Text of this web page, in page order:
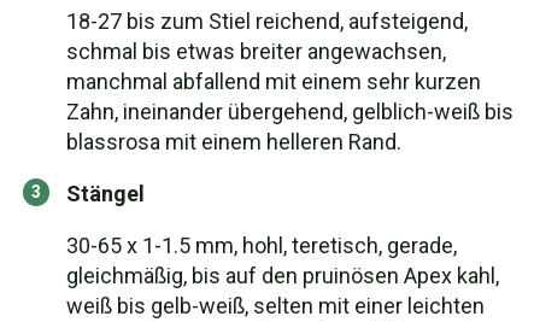
18-27 bis zum Stiel reichend, aufsteigend,
schmal bis etwas breiter angewachsen,
manchmal abfallend mit einem sehr kurzen
Zahn, ineinander übergehend, gelblich-weiß bis
blassrosa mit einem helleren Rand.
Stängel
30-65 x 1-1.5 mm, hohl, teretisch, gerade,
gleichmäßig, bis auf den pruinösen Apex kahl,
weiß bis gelb-weiß, selten mit einer leichten